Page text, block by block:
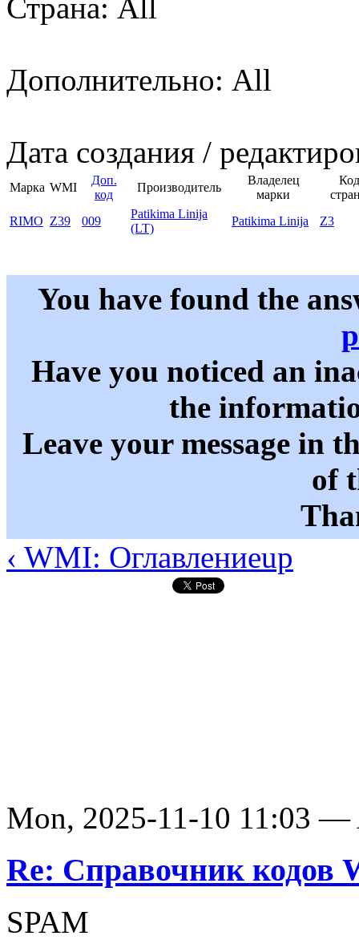
Страна: All
Дополнительно: All
Дата создания /
Марка WMI
Доп.
код
Производитель
Владелец
марки
Код
RIMO Z39 009
Patikima Linija
(LT)
Patikima Linija Z3
You have found the
Have you noticed an
the
Leave your message in
of
‹ WMI: Оглавлениеup
Mon, 2025-11-10 11:03 —
Re: Справочник кодов
SPAM